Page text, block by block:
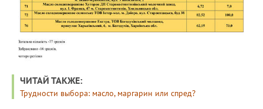
ЧИТАЙ ТАКЖЕ:
Трудности выбора: масло, маргарин или спред?